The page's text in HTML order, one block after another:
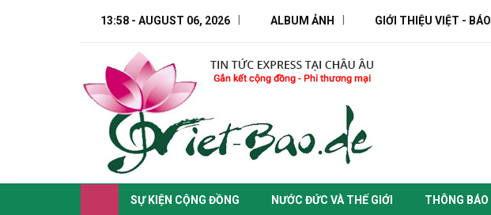
13:58 - AUGUST 06, 2026 ALBUM ẢNH GIỚI THIỆU VIỆT - BÁO
SỰ KIỆN CỘNG ĐỒNG NƯỚC ĐỨC VÀ THẾ GIỚI THÔNG BÁO